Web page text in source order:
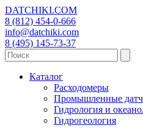
DATCHIKI.COM
8 (812) 454-0-666
info@datchiki.com
8 (495) 145-73-37
Каталог
Расходомеры
Промышленные
Гидрология и
Гидрогеология